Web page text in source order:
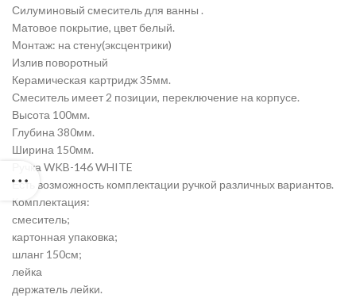
Силуминовый смеситель для ванны .
Матовое покрытие, цвет белый.
Монтаж: на стену(эксцентрики)
Излив поворотный
Керамическая картридж 35мм.
Смеситель имеет 2 позиции, переключение на корпусе.
Высота 100мм.
Глубина 380мм.
Ширина 150мм.
Ручка WKB-146 WHITE
Есть возможность комплектации ручкой различных вариантов.
Комплектация:
смеситель;
картонная упаковка;
шланг 150см;
лейка
держатель лейки.